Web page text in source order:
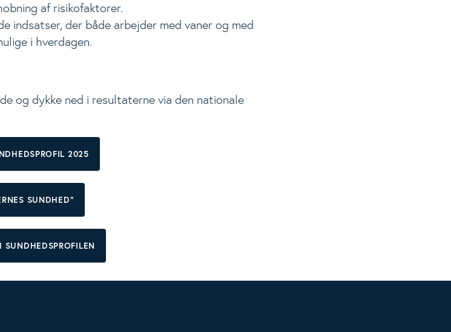
af risikofaktorer.
indsatser, der både arbejder med vaner og med
i hverdagen.
og dykke ned i resultaterne via den nationale
2025
SUNDHED”
SUNDHEDSPROFILEN